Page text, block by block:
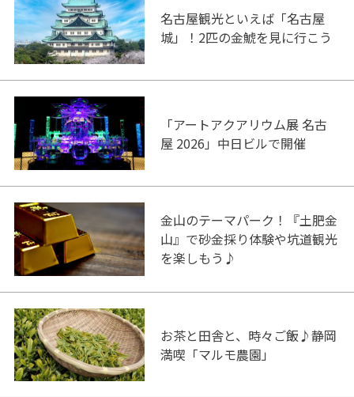
名古屋観光といえば「名古屋
城」！2匹の金鯱を見に行こう
「アートアクアリウム展 名古
屋 2026」中日ビルで開催
金山のテーマパーク！『土肥金
山』で砂金採り体験や坑道観光
を楽しもう♪
お茶と田舎と、時々ご飯♪静岡
満喫「マルモ農園」